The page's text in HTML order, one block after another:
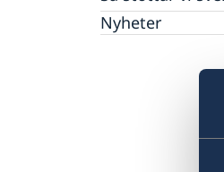
GDPR
Vi är en resurs för
Team Sweden
Anmäl
Nyheter